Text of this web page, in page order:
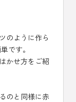
のように作ら
です。
かせ方をご紹
のと同様に赤